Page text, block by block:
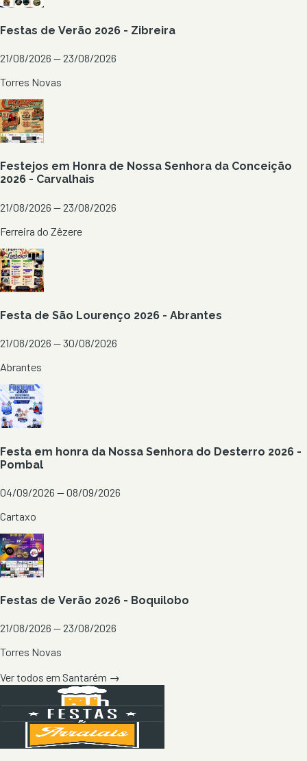
Festas de Verão 2026 - Zibreira
21/08/2026 — 23/08/2026
Torres Novas
Festejos em Honra de Nossa Senhora da Conceição
2026 - Carvalhais
21/08/2026 — 23/08/2026
Ferreira do Zêzere
Festa de São Lourenço 2026 - Abrantes
21/08/2026 — 30/08/2026
Abrantes
Festa em honra da Nossa Senhora do Desterro 2026 -
Pombal
04/09/2026 — 08/09/2026
Cartaxo
Festas de Verão 2026 - Boquilobo
21/08/2026 — 23/08/2026
Torres Novas
Ver todos em Santarém →